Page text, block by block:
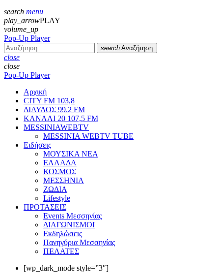
search menu
play_arrowPLAY
volume_up
Pop-Up Player
search Αναζήτηση
close
close
Pop-Up Player
Αρχική
CITY FM 103,8
ΔΙΑΥΛΟΣ 99.2 FM
ΚΑΝΑΛΙ 20 107,5 FM
MESSINIAWEBTV
MESSINIA WEBTV TUBE
Eιδήσεις
ΜΟΥΣΙΚΑ ΝΕΑ
ΕΛΛΑΔΑ
ΚΟΣΜΟΣ
ΜΕΣΣΗΝΙΑ
ΖΩΔΙΑ
Lifestyle
ΠΡΟΤΑΣΕΙΣ
Events Μεσσηνίας
ΔΙΑΓΩΝΙΣΜΟΙ
Εκδηλώσεις
Πανηγύρια Μεσσηνίας
ΠΕΛΑΤΕΣ
[wp_dark_mode style=”3″]